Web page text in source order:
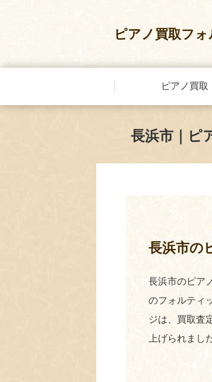
ピアノ買取フ
ピアノ買取
長浜市｜ピ
長浜市の
長浜市のピア
のフォルティ
ジは、買取査
上げられまし